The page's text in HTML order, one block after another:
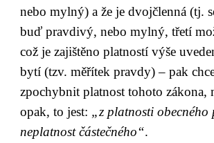
nebo mylný) a že je dvojčlenná (tj.
buď pravdivý, nebo mylný, třetí
což je zajištěno platností výše
bytí (tzv. měřítek pravdy) – pak
zpochybnit platnost tohoto zákona,
opak, to jest: „z platnosti obecného
neplatnost částečného“.